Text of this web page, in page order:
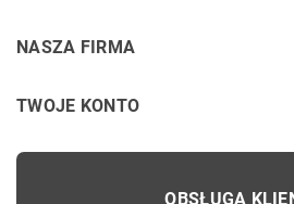
NASZA FIRMA
TWOJE KONTO
OBSŁUGA